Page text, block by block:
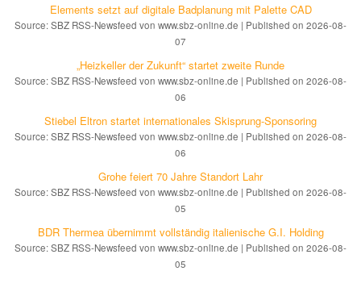
Elements setzt auf di­gi­ta­le Bad­pla­nung mit Palette CAD
Source: SBZ RSS-Newsfeed von www.sbz-online.de
Published on 2026-08-
07
„Heizkeller der Zu­kunft“ star­tet zwei­te Run­de
Source: SBZ RSS-Newsfeed von www.sbz-online.de
Published on 2026-08-
06
Stiebel Eltron startet internatio­nales Ski­sprung-Spon­soring
Source: SBZ RSS-Newsfeed von www.sbz-online.de
Published on 2026-08-
06
Grohe feiert 70 Jahre Standort Lahr
Source: SBZ RSS-Newsfeed von www.sbz-online.de
Published on 2026-08-
05
BDR Thermea übernimmt vollständig italienische G.I. Holding
Source: SBZ RSS-Newsfeed von www.sbz-online.de
Published on 2026-08-
05